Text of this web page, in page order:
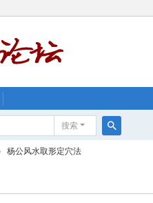
搜索
› 杨公风水取形定穴法